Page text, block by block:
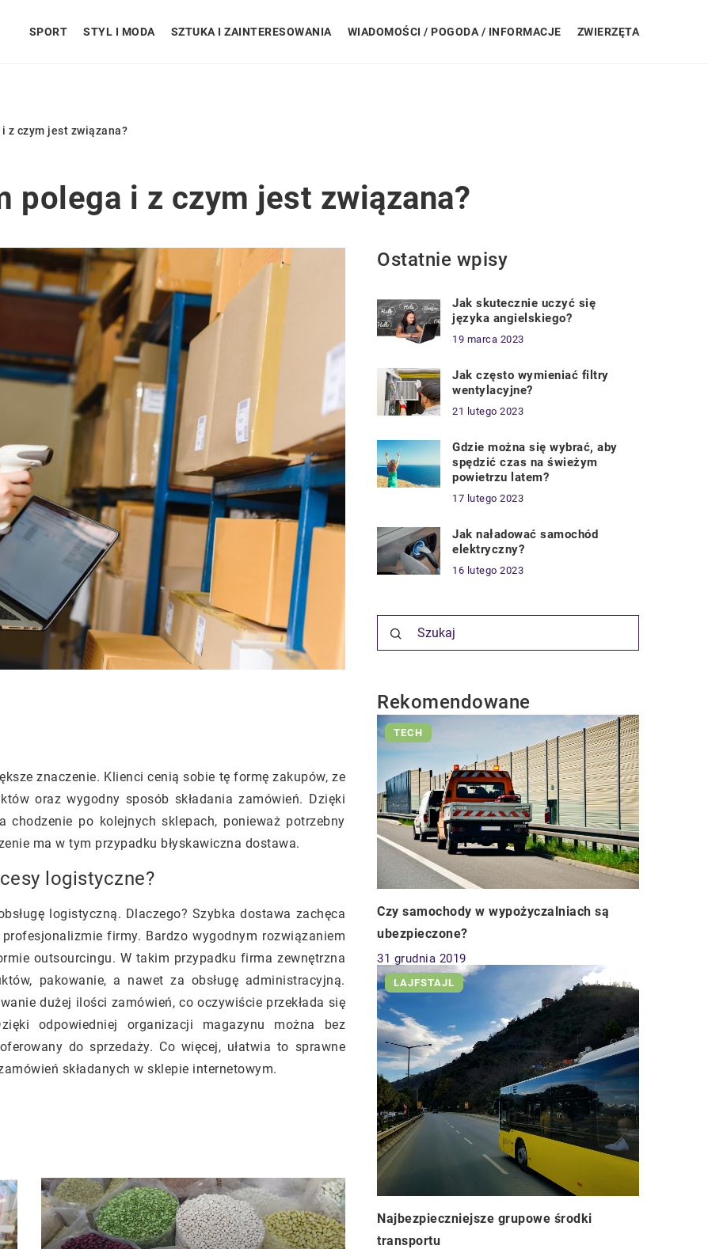
SPORT STYL I MODA SZTUKA I ZAINTERESOWANIA WIADOMOŚCI / POGODA / INFORMACJE ZWIERZĘTA
z czym jest związana?
polega i z czym jest związana?
znaczenie. Klienci cenią sobie tę formę zakupów, ze
oraz wygodny sposób składania zamówień. Dzięki
po kolejnych sklepach, ponieważ potrzebny
ma w tym przypadku błyskawiczna dostawa.
logistyczne?
logistyczną. Dlaczego? Szybka dostawa zachęca
firmy. Bardzo wygodnym rozwiązaniem
outsourcingu. W takim przypadku firma zewnętrzna
pakowanie, a nawet za obsługę administracyjną.
dużej ilości zamówień, co oczywiście przekłada się
odpowiedniej organizacji magazynu można bez
do sprzedaży. Co więcej, ułatwia to sprawne
składanych w sklepie internetowym.
Ostatnie wpisy
Jak skutecznie uczyć się
języka angielskiego?
19 marca 2023
Jak często wymieniać filtry
wentylacyjne?
21 lutego 2023
Gdzie można się wybrać, aby
spędzić czas na świeżym
powietrzu latem?
17 lutego 2023
Jak naładować samochód
elektryczny?
16 lutego 2023
Rekomendowane
TECH
Czy samochody w wypożyczalniach są
ubezpieczone?
31 grudnia 2019
LAJFSTAJL
Najbezpieczniejsze grupowe środki
transportu